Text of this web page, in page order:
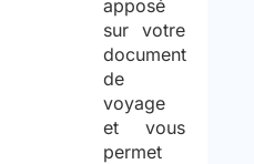
apposé
sur votre
document
de
voyage
et vous
permet